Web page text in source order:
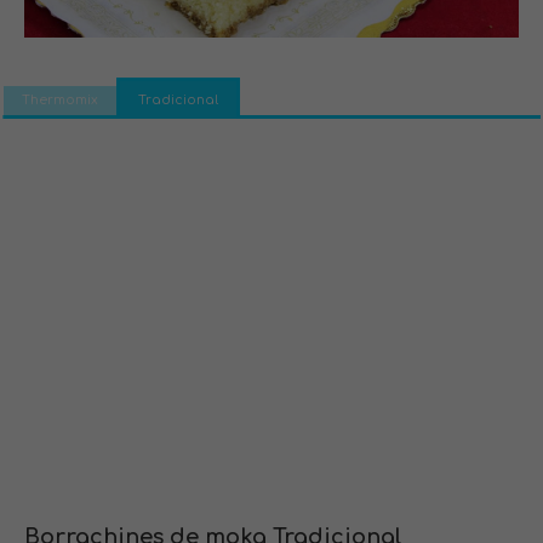
Thermomix Tradicional
Borrachines de moka Tradicional